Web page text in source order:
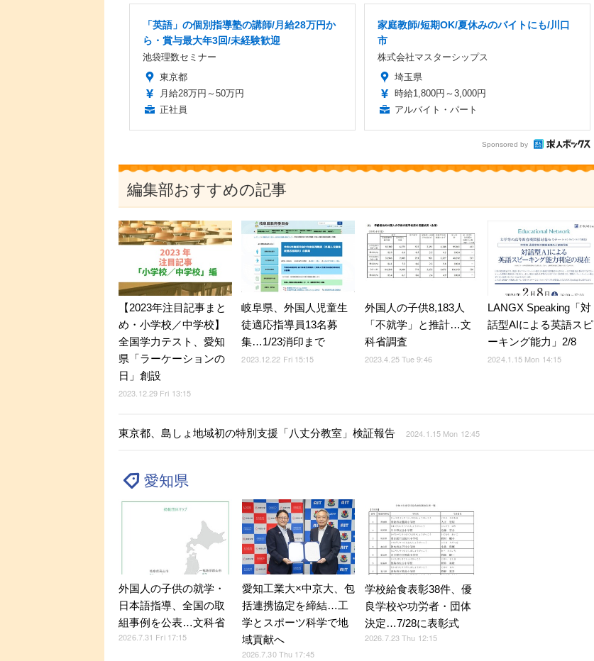
「英語」の個別指導塾の講師/月給28万円か
ら・賞与最大年3回/未経験歓迎
池袋理数セミナー
東京都
月給28万円～50万円
正社員
家庭教師/短期OK/夏休みのバイトにも/川口
市
株式会社マスターシップス
埼玉県
時給1,800円～3,000円
アルバイト・パート
Sponsored by
編集部おすすめの記事
【2023年注目記事まと
め・小学校／中学校】
全国学力テスト、愛知
県「ラーケーションの
日」創設
2023.12.29 Fri 13:15
岐阜県、外国人児童生
徒適応指導員13名募
集…1/23消印まで
2023.12.22 Fri 15:15
外国人の子供8,183人
「不就学」と推計…文
科省調査
2023.4.25 Tue 9:46
LANGX Speaking「対
話型AIによる英語スピ
ーキング能力」2/8
2024.1.15 Mon 14:15
東京都、島しょ地域初の特別支援「八丈分教室」検証報告 2024.1.15 Mon 12:45
愛知県
外国人の子供の就学・
日本語指導、全国の取
組事例を公表…文科省
2026.7.31 Fri 17:15
愛知工業大×中京大、包
括連携協定を締結…工
学とスポーツ科学で地
域貢献へ
2026.7.30 Thu 17:45
学校給食表彰38件、優
良学校や功労者・団体
決定…7/28に表彰式
2026.7.23 Thu 12:15